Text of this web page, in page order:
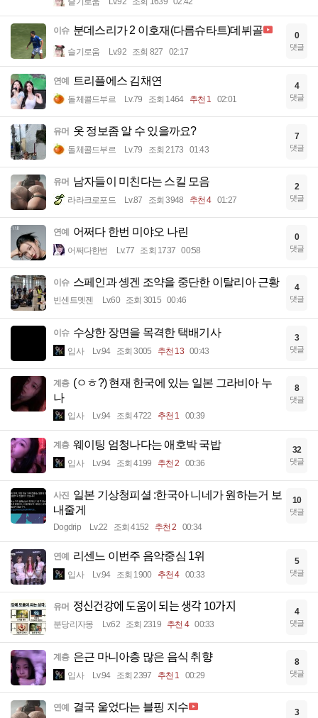
이슈 분데스리가 2 이호재(다름슈타트)데뷔골
슬기로움 Lv.92 조회 827 02:17
0
댓글
연예 트리플에스 김채연
돌체콜드부르 Lv.79 조회 1464 추천 1 02:01
4
댓글
유머 옷 정보좀 알 수 있을까요?
돌체콜드부르 Lv.79 조회 2173 01:43
7
댓글
유머 남자들이 미친다는 스킬 모음
라라크로포드 Lv.87 조회 3948 추천 4 01:27
2
댓글
연예 어쩌다 한번 미야오 나린
어쩌다한번 Lv.77 조회 1737 00:58
0
댓글
이슈 스페인과 솅겐 조약을 중단한 이탈리아 근황
빈센트멧젠 Lv.60 조회 3015 00:46
4
댓글
이슈 수상한 장면을 목격한 택배기사
입사 Lv.94 조회 3005 추천 13 00:43
3
댓글
계층 (ㅇㅎ?) 현재 한국에 있는 일본 그라비아 누
나
입사 Lv.94 조회 4722 추천 1 00:39
8
댓글
계층 웨이팅 엄청나다는 애호박 국밥
입사 Lv.94 조회 4199 추천 2 00:36
32
댓글
사진 일본 기상청피셜 :한국아 니네가 원하는거 보
내줄게
Dogdrip Lv.22 조회 4152 추천 2 00:34
10
댓글
연예 리센느 이번주 음악중심 1위
입사 Lv.94 조회 1900 추천 4 00:33
5
댓글
유머 정신건강에 도움이 되는 생각 10가지
분당리자몽 Lv.62 조회 2319 추천 4 00:33
4
댓글
계층 은근 마니아층 많은 음식 취향
입사 Lv.94 조회 2397 추천 1 00:29
8
댓글
연예 결국 울었다는 블핑 지수 3